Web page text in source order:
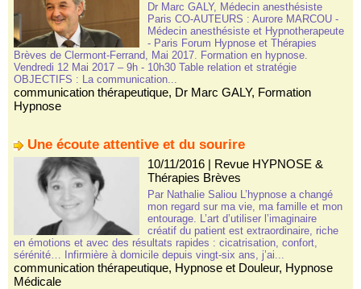
Dr Marc GALY, Médecin anesthésiste
Paris CO-AUTEURS : Aurore MARCOU -
Médecin anesthésiste et Hypnotherapeute
- Paris Forum Hypnose et Thérapies
Brèves de Clermont-Ferrand, Mai 2017. Formation en hypnose.
Vendredi 12 Mai 2017 – 9h - 10h30 Table relation et stratégie
OBJECTIFS : La communication...
communication thérapeutique, Dr Marc GALY, Formation
Hypnose
Une écoute attentive et du sourire
10/11/2016| Revue HYPNOSE &
Thérapies Brèves
Par Nathalie Saliou L’hypnose a changé
mon regard sur ma vie, ma famille et mon
entourage. L’art d’utiliser l’imaginaire
créatif du patient est extraordinaire, riche
en émotions et avec des résultats rapides : cicatrisation, confort,
sérénité… Infirmière à domicile depuis vingt-six ans, j’ai...
communication thérapeutique, Hypnose et Douleur, Hypnose
Médicale